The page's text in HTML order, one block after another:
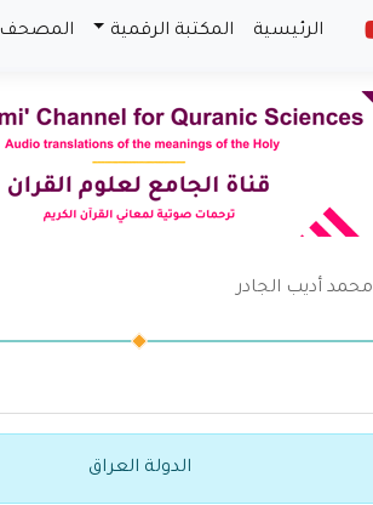
الرئيسية المكتبة الرقمية المصحف
محمد أديب الجادر
الدولة العراق